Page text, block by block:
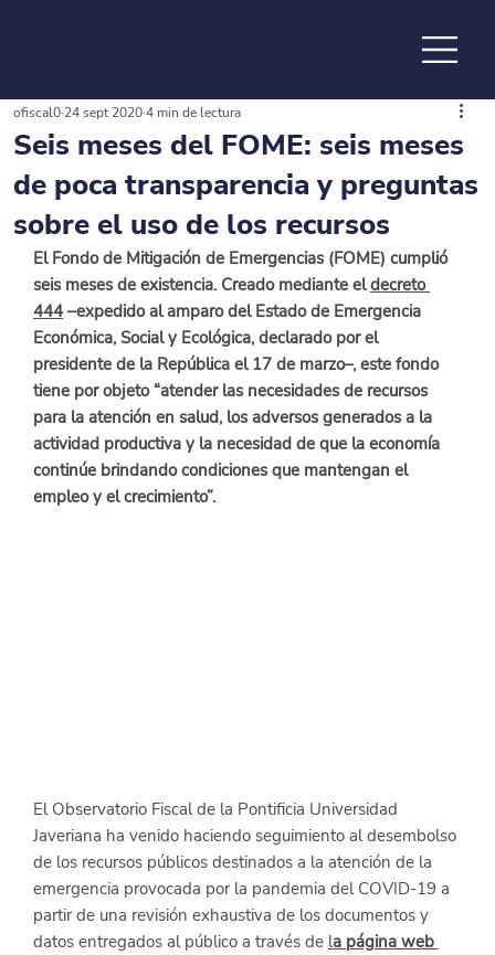
de la
Seis meses del FOME: seis meses
de poca transparencia y preguntas
sobre el uso de los recursos
ofiscal0 24 sept 20204 min de lectura
El Fondo de Mitigación de Emergencias (FOME) cumplió
seis meses de existencia. Creado mediante el decreto
444 –expedido al amparo del Estado de Emergencia
Económica, Social y Ecológica, declarado por el
presidente de la República el 17 de marzo–, este fondo
tiene por objeto “atender las necesidades de recursos
para la atención en salud, los adversos generados a la
actividad productiva y la necesidad de que la economía
continúe brindando condiciones que mantengan el
empleo y el crecimiento”.
El Observatorio Fiscal de la Pontificia Universidad
Javeriana ha venido haciendo seguimiento al desembolso
de los recursos públicos destinados a la atención de la
emergencia provocada por la pandemia del COVID-19 a
partir de una revisión exhaustiva de los documentos y
datos entregados al público a través de la página web